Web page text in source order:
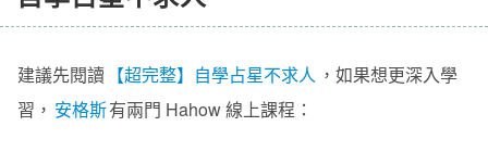
建議先閱讀 【超完整】自學占星不求人 ，如果想更深入學
習， 安格斯有兩門 Hahow 線上課程：